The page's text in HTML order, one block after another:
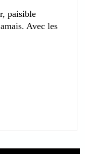
paisible
Avec les